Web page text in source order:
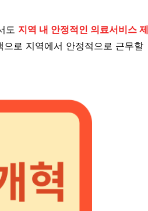
도 지역 내 안정적인 의료서비스 제
로 지역에서 안정적으로 근무할